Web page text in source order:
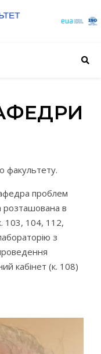
факультету.
проблем
розташована в
103, 104, 112,
з
кабінет (к. 108)